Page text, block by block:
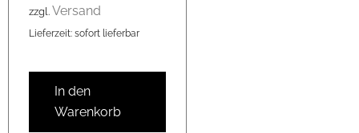
zzgl. Versand
Lieferzeit: sofort lieferbar
In den
Warenkorb